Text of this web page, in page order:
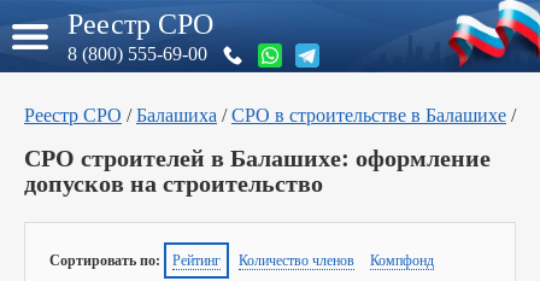
Реестр СРО
8 (800) 555-69-00
Реестр СРО /Балашиха /СРО в строительстве в Балашихе /
СРО строителей в Балашихе: оформление
допусков на строительство
Сортировать по: Рейтинг Количество членов Компфонд